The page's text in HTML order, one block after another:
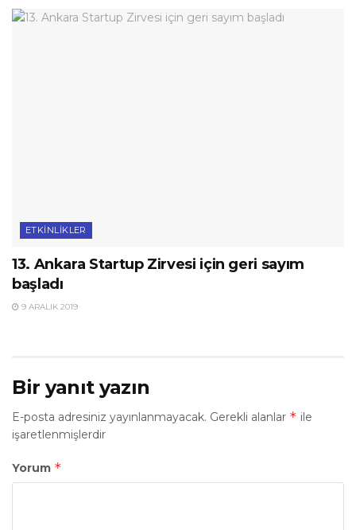
ETKINLIKLER
13. Ankara Startup Zirvesi için geri sayım
başladı
9 ARALIK 2019
Bir yanıt yazın
E-posta adresiniz yayınlanmayacak. Gerekli alanlar * ile
işaretlenmişlerdir
Yorum *